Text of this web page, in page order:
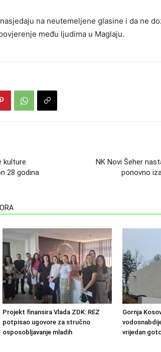
na neutemeljene glasine i da ne
među ljudima u Maglaju.
kulture
28 godina
NK Novi Šeher
ponovno
Projekt finansira Vlada ZDK: REZ
potpisao ugovore za stručno
osposobljavanje mladih
Gornja
vrijedan